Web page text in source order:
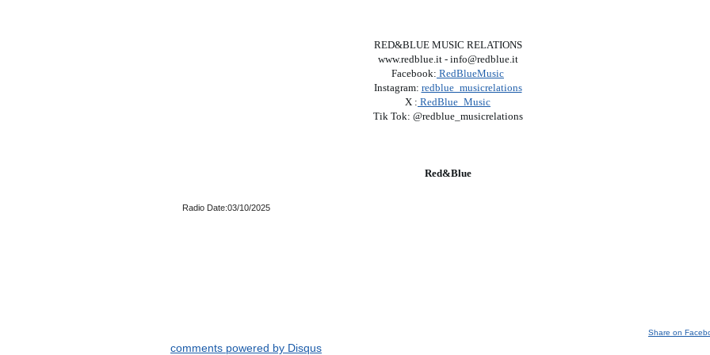
RED&BLUE MUSIC RELATIONS
www.redblue.it - info@redblue.it
Facebook: RedBlueMusic
Instagram: redblue_musicrelations
X : RedBlue_Music
Tik Tok: @redblue_musicrelations
Red&Blue
Radio Date:03/10/2025
Share on
comments powered by Disqus